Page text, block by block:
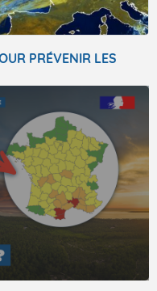
PRÉVENIR LES